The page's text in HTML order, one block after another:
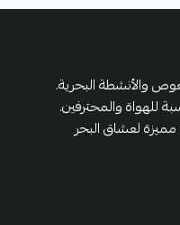
والأنشطة البحرية.
للهواة والمحترفين.
لعشاق البحر